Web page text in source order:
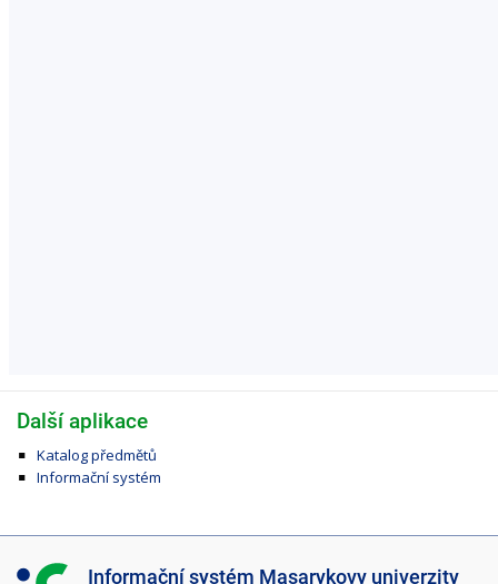
Další aplikace
Katalog předmětů
Informační systém
I Informační systém Masarykovy univerzity